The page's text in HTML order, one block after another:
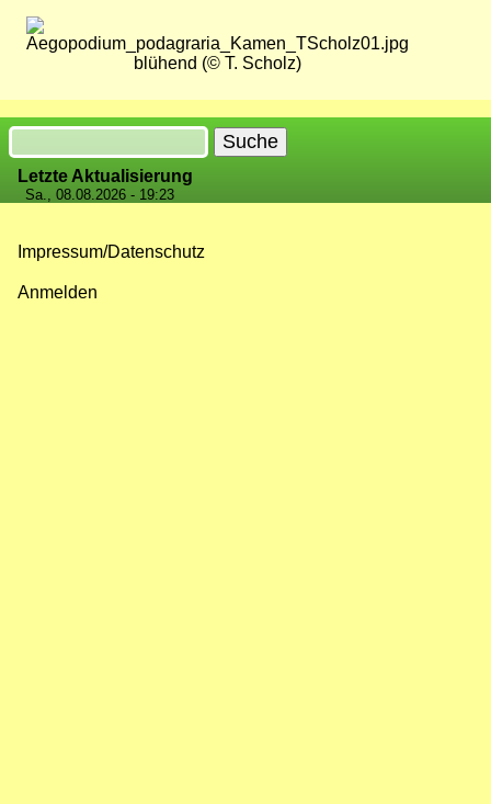
Bild
blühend (© T. Scholz)
Suche
Letzte Aktualisierung
Sa., 08.08.2026 - 19:23
Impressum/Datenschutz
Anmelden